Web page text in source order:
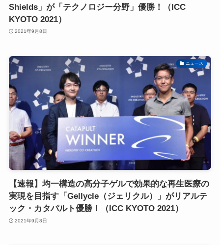
Shields」が「テクノロジー分野」優勝！（ICC
KYOTO 2021）
2021年9月8日
ニュース
【速報】均一構造の高分子ゲルで効果的な再生医療の
実現を目指す「Gellycle（ジェリクル）」がリアルテ
ック・カタパルト優勝！（ICC KYOTO 2021）
2021年9月8日